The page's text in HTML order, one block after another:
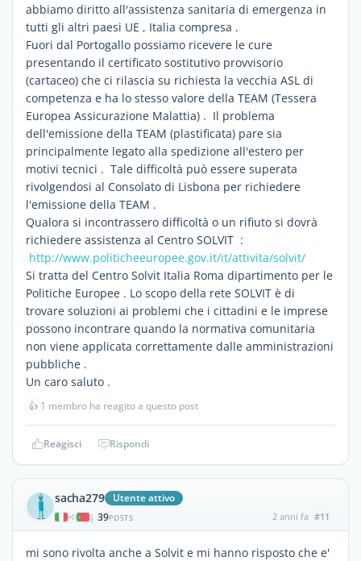
abbiamo diritto all'assistenza sanitaria di emergenza in
tutti gli altri paesi UE , Italia compresa .
Fuori dal Portogallo possiamo ricevere le cure
presentando il certificato sostitutivo provvisorio
(cartaceo) che ci rilascia su richiesta la vecchia ASL di
competenza e ha lo stesso valore della TEAM (Tessera
Europea Assicurazione Malattia) . Il problema
dell'emissione della TEAM (plastificata) pare sia
principalmente legato alla spedizione all'estero per
motivi tecnici . Tale difficoltà può essere superata
rivolgendosi al Consolato di Lisbona per richiedere
l'emissione della TEAM .
Qualora si incontrassero difficoltà o un rifiuto si dovrà
richiedere assistenza al Centro SOLVIT :
http://www.politicheeuropee.gov.it/it/attivita/solvit/
Si tratta del Centro Solvit Italia Roma dipartimento per le
Politiche Europee . Lo scopo della rete SOLVIT è di
trovare soluzioni ai problemi che i cittadini e le imprese
possono incontrare quando la normativa comunitaria
non viene applicata correttamente dalle amministrazioni
pubbliche .
Un caro saluto .
👍 1 membro ha reagito a questo post
Reagisci Rispondi
sacha279 Utente attivo
| 39POSTS 2 anni fa #11
mi sono rivolta anche a Solvit e mi hanno risposto che e'